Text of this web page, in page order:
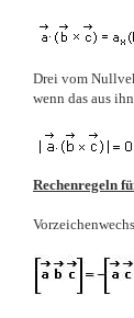
Drei vom
wenn das aus
Rechenregeln